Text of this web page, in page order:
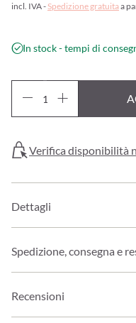
incl. IVA - Spedizione gratuitaa
In stock - tempi di
Verifica disponibilità
Dettagli
Spedizione, consegna e
Recensioni